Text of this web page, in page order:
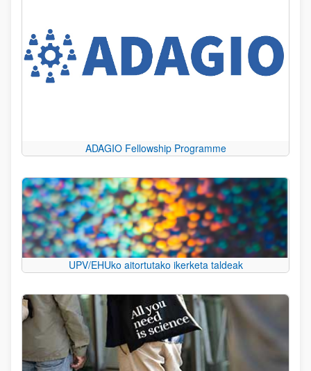
ADAGIO Fellowship Programme
UPV/EHUko aitortutako ikerketa taldeak